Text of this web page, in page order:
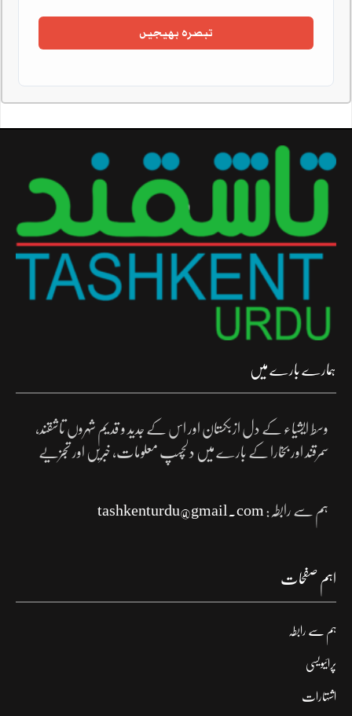
ہمارے بارے میں
وسط ایشیاء کے دل ازبکستان اور اس کے جدید و قدیم شہروں تاشقند،
سمرقند اور بخارا کے بارے میں دلچسپ معلومات، خبریں اور تجزیے
ہم سے رابطہ: tashkenturdu@gmail.com
اہم صفحات
ہم سے رابطہ
پرائیویسی
اشتہارات